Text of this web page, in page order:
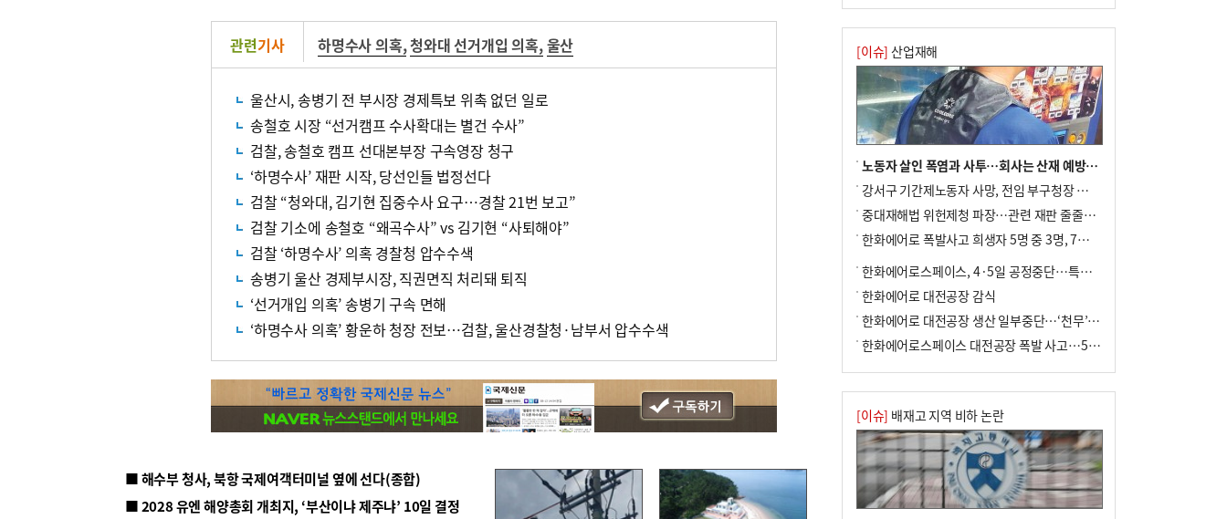
관련기사 하명수사 의혹,청와대 선거개입 의혹,울산
울산시, 송병기 전 부시장 경제특보 위촉 없던 일로
송철호 시장 “선거캠프 수사확대는 별건 수사”
검찰, 송철호 캠프 선대본부장 구속영장 청구
‘하명수사’ 재판 시작, 당선인들 법정선다
검찰 “청와대, 김기현 집중수사 요구…경찰 21번 보고”
검찰 기소에 송철호 “왜곡수사” vs 김기현 “사퇴해야”
검찰 ‘하명수사’ 의혹 경찰청 압수수색
송병기 울산 경제부시장, 직권면직 처리돼 퇴직
‘선거개입 의혹’ 송병기 구속 면해
‘하명수사 의혹’ 황운하 청장 전보…검찰, 울산경찰청·남부서 압수수색
■ 해수부 청사, 북항 국제여객터미널 옆에 선다(종합)
■ 2028 유엔 해양총회 개최지, ‘부산이냐 제주냐’ 10일 결정
10 "올해 코스피 사이드카 43회 중 25회는 삼
전닉스 ETF 이후 발생"
[이슈] 산업재해
노동자 살인 폭염과 사투…회사는 산재 예방·전기료 절감 전력
강서구 기간제노동자 사망, 전임 부구청장 檢 송치
중대재해법 위헌제청 파장…관련 재판 줄줄이 브레이크
한화에어로 폭발사고 희생자 5명 중 3명, 7일 영면
한화에어로스페이스, 4·5일 공정중단…특별 안전점검
한화에어로 대전공장 감식
한화에어로 대전공장 생산 일부중단…‘천무’ 수출 비상
한화에어로스페이스 대전공장 폭발 사고…5명 사망·2명 부상(종합)
[이슈] 배재고 지역 비하 논란